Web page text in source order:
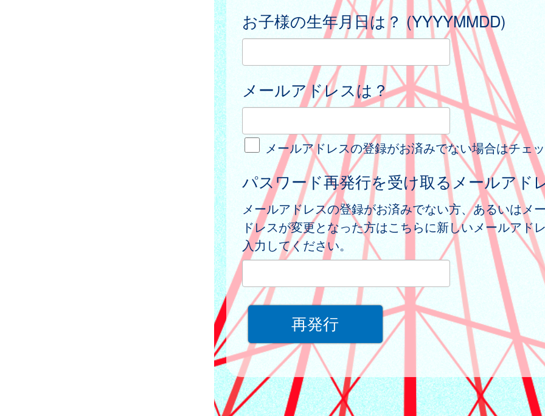
お子様の生年月日は？ (YYYYMMDD)
メールアドレスは？
メールアドレスの登録がお済みでない場合はチェ
パスワード再発行を受け取るメールアド
メールアドレスの登録がお済みでない方、あるいはメ
ドレスが変更となった方はこちらに新しいメールアド
入力してください。